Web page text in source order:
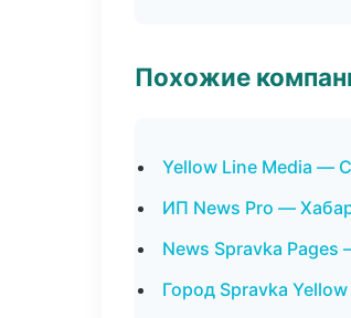
Похожие
Yellow Line Media —
ИП News Pro —
News Spravka Pages
Город Spravka